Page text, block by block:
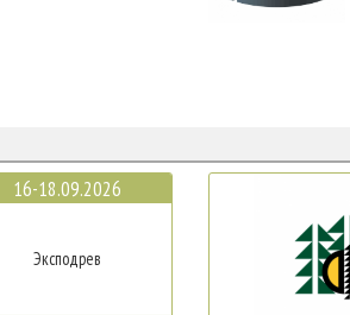
16-18.09.2026
Эксподрев